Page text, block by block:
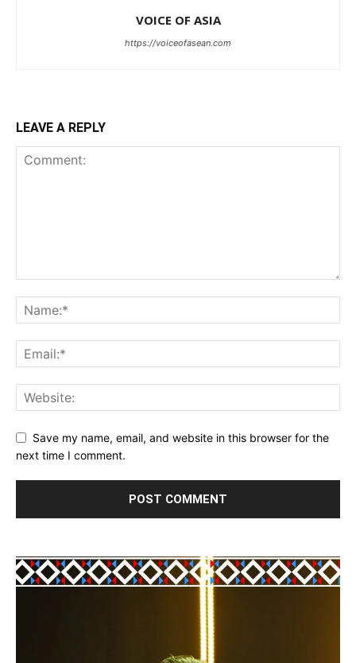
VOICE OF ASIA
https://voiceofasean.com
LEAVE A REPLY
Save my name, email, and website in this browser for the
next time I comment.